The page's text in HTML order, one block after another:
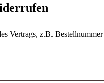
Vertrags, z.B. Bestellnummer